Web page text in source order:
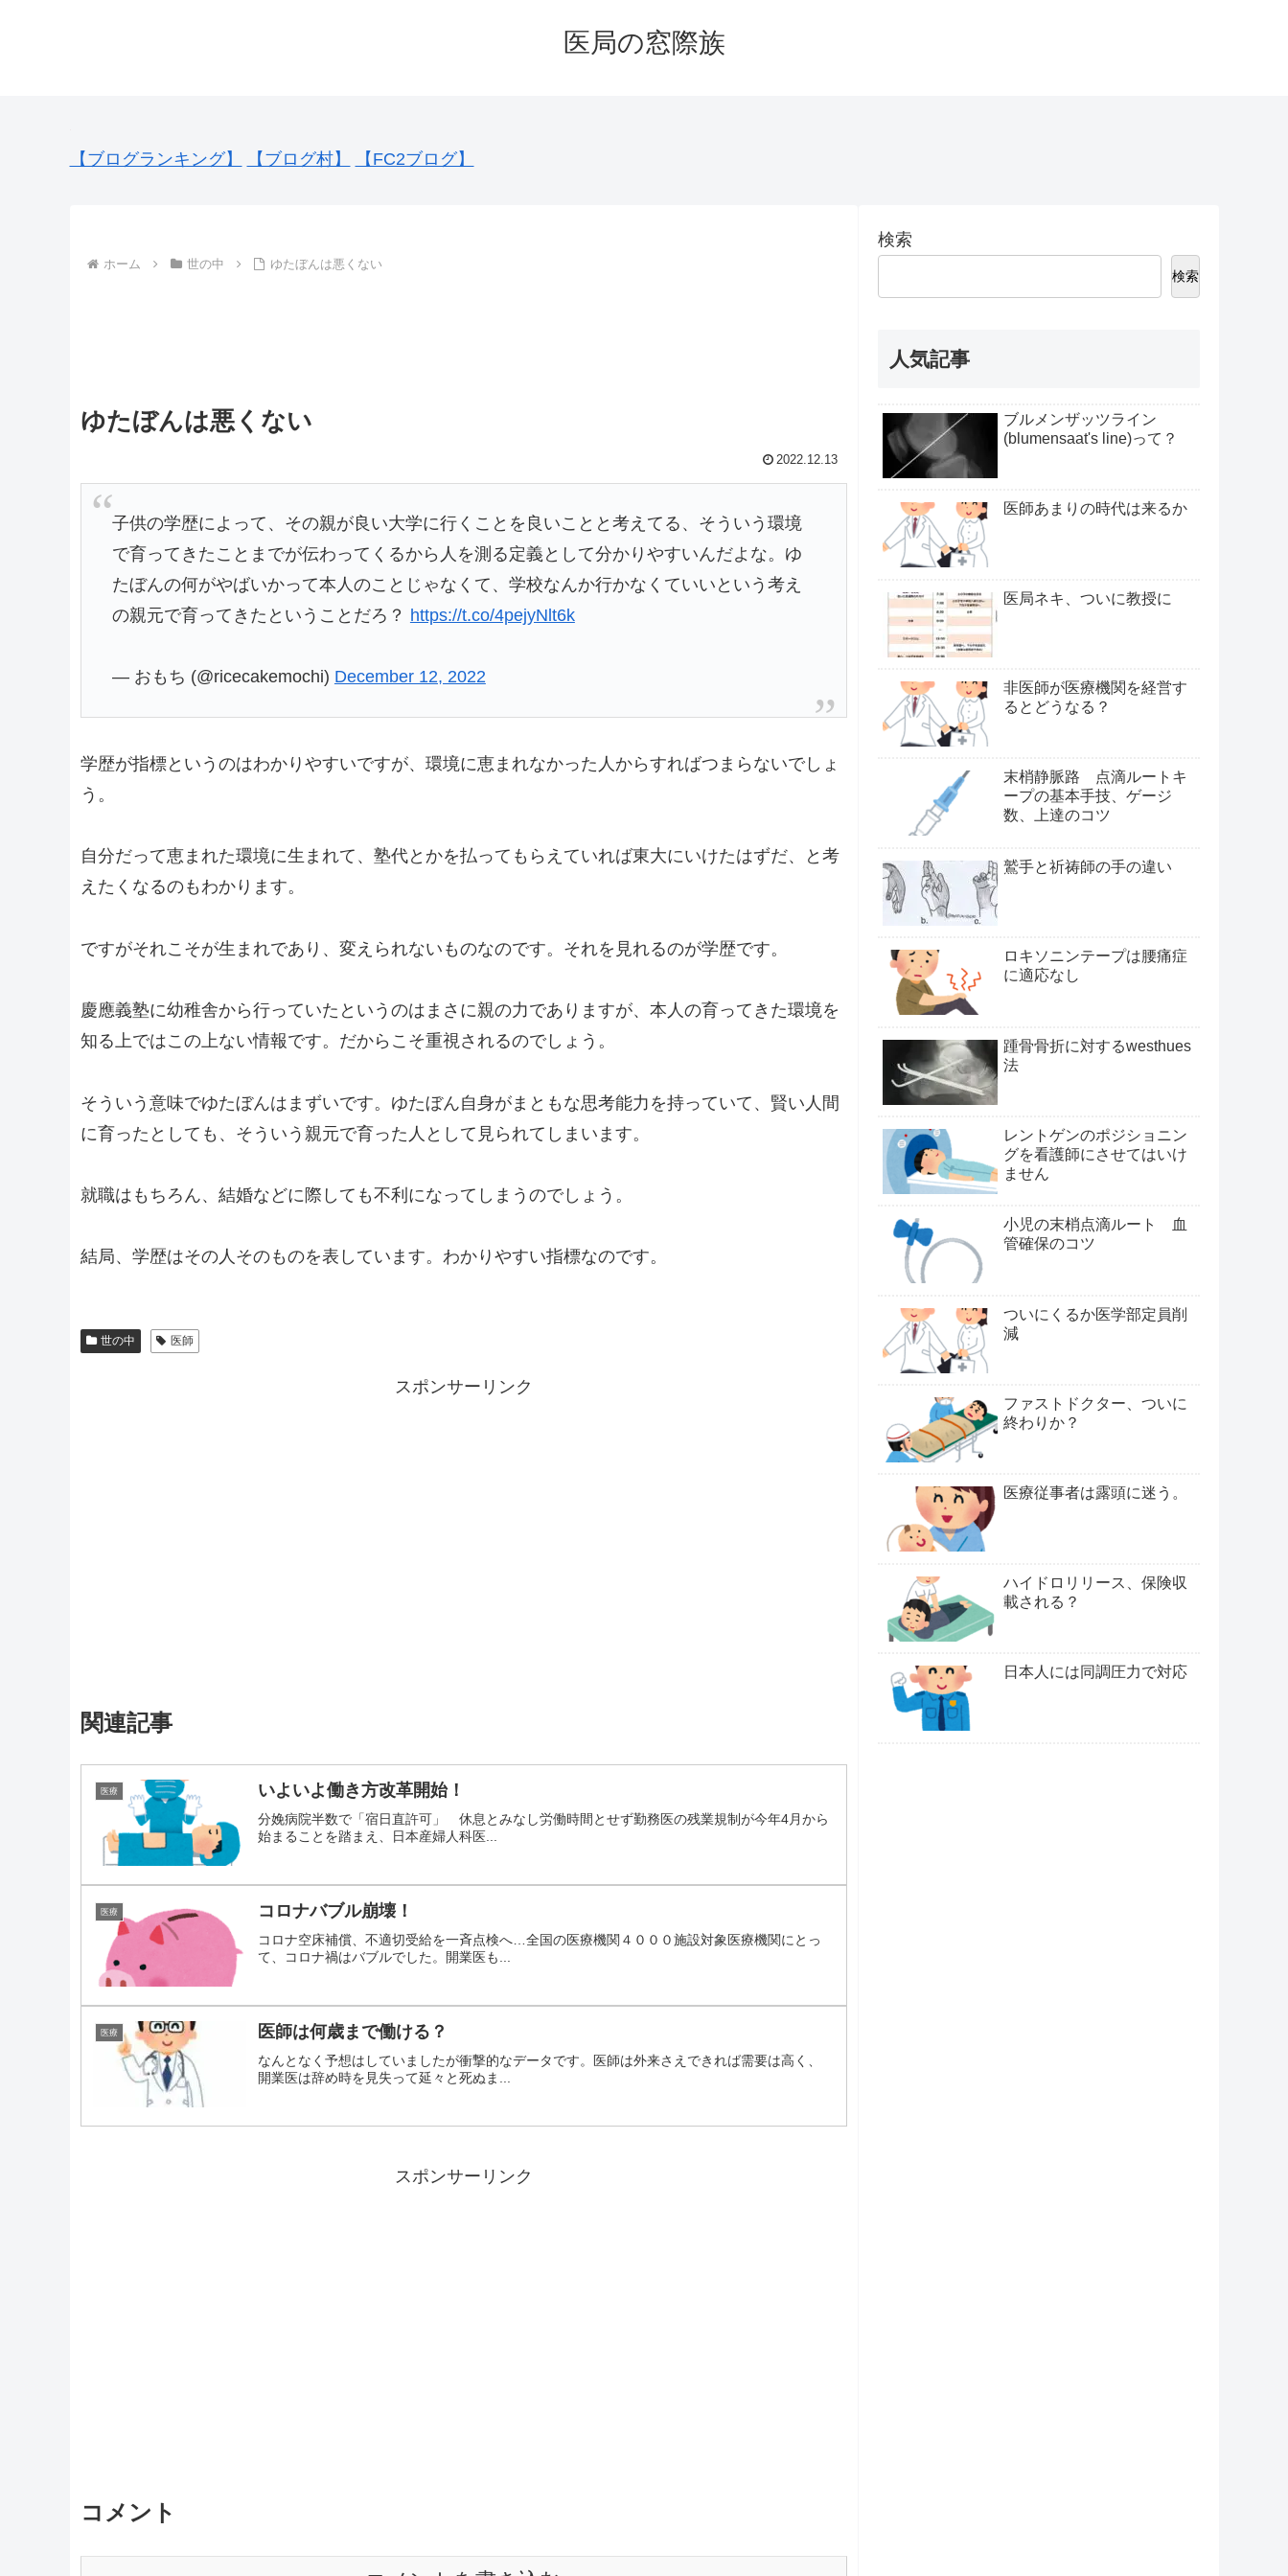
医局の窓際族
【ブログランキング】 【ブログ村】 【FC2ブログ】
ホーム 世の中 ゆたぼんは悪くない
ゆたぼんは悪くない
2022.12.13
子供の学歴によって、その親が良い大学に行くことを良いことと考えてる、そういう環境
で育ってきたことまでが伝わってくるから人を測る定義として分かりやすいんだよな。ゆ
たぼんの何がやばいかって本人のことじゃなくて、学校なんか行かなくていいという考え
の親元で育ってきたということだろ？ https://t.co/4pejyNlt6k
— おもち (@ricecakemochi) December 12, 2022
学歴が指標というのはわかりやすいですが、環境に恵まれなかった人からすればつまらないでしょ
う。
自分だって恵まれた環境に生まれて、塾代とかを払ってもらえていれば東大にいけたはずだ、と考
えたくなるのもわかります。
ですがそれこそが生まれであり、変えられないものなのです。それを見れるのが学歴です。
慶應義塾に幼稚舎から行っていたというのはまさに親の力でありますが、本人の育ってきた環境を
知る上ではこの上ない情報です。だからこそ重視されるのでしょう。
そういう意味でゆたぼんはまずいです。ゆたぼん自身がまともな思考能力を持っていて、賢い人間
に育ったとしても、そういう親元で育った人として見られてしまいます。
就職はもちろん、結婚などに際しても不利になってしまうのでしょう。
結局、学歴はその人そのものを表しています。わかりやすい指標なのです。
世の中 医師
スポンサーリンク
関連記事
医療 いよいよ働き方改革開始！
分娩病院半数で「宿日直許可」 休息とみなし労働時間とせず勤務医の残業規制が今年4月から
始まることを踏まえ、日本産婦人科医...
医療 コロナバブル崩壊！
コロナ空床補償、不適切受給を一斉点検へ…全国の医療機関４０００施設対象医療機関にとっ
て、コロナ禍はバブルでした。開業医も...
医療 医師は何歳まで働ける？
なんとなく予想はしていましたが衝撃的なデータです。医師は外来さえできれば需要は高く、
開業医は辞め時を見失って延々と死ぬま...
スポンサーリンク
コメント
検索
検索
人気記事
ブルメンザッツライン
(blumensaat's line)って？
医師あまりの時代は来るか
医局ネキ、ついに教授に
非医師が医療機関を経営す
るとどうなる？
末梢静脈路 点滴ルートキ
ープの基本手技、ゲージ
数、上達のコツ
鷲手と祈祷師の手の違い
ロキソニンテープは腰痛症
に適応なし
踵骨骨折に対するwesthues
法
レントゲンのポジショニン
グを看護師にさせてはいけ
ません
小児の末梢点滴ルート 血
管確保のコツ
ついにくるか医学部定員削
減
ファストドクター、ついに
終わりか？
医療従事者は露頭に迷う。
ハイドロリリース、保険収
載される？
日本人には同調圧力で対応